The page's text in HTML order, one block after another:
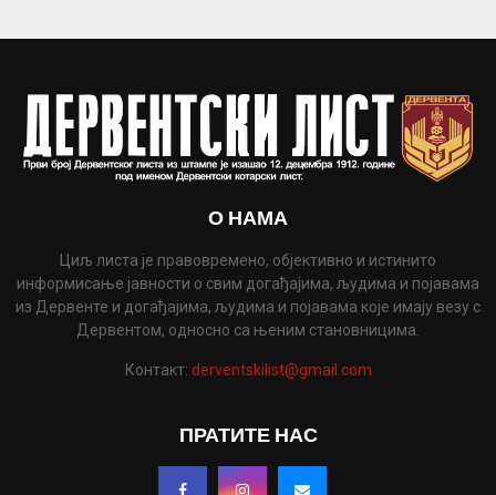
О НАМА
Циљ листа је правовремено, објективно и истинито
информисање јавности о свим догађајима, људима и појавама
из Дервенте и догађајима, људима и појавама које имају везу с
Дервентом, односно са њеним становницима.
Контакт: derventskilist@gmail.com
ПРАТИТЕ НАС